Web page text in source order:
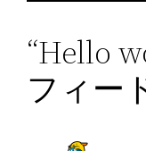
“Hello
フィー